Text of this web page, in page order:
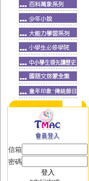
信箱
密碼